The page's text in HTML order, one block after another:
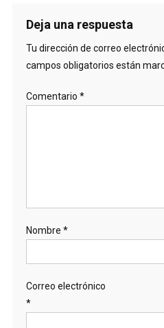
Deja una respuesta
Tu dirección de correo
campos obligatorios están
Comentario *
Nombre *
Correo electrónico
*